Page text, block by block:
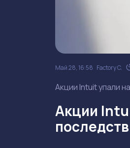
Май 28, 16:58 Factory C.
Акции Intuit упали
Акции